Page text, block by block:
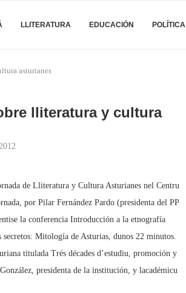
LLITERATURA EDUCACIÓN POLÍTICA
asturianes
lliteratura y cultura
de Lliteratura y Cultura Asturianes nel Centru
por Pilar Fernández Pardo (presidenta del PP
la conferencia Introducción a la etnografía
Mitología de Asturias, dunos 22 minutos.
titulada Trés décades d’estudiu, promoción y
presidenta de la institución, y lacadémicu